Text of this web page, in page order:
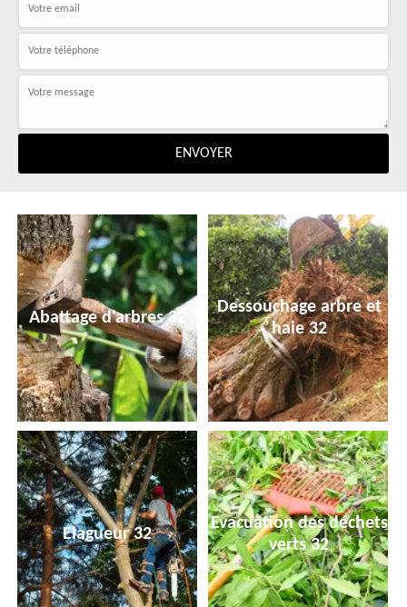
Abattage d'arbres 32
Dessouchage arbre et
haie 32
Elagueur 32
Evacuation des déchets
verts 32